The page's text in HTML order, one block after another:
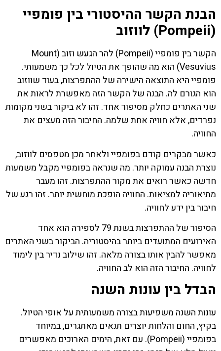
הבנת הקשר ההיסטורי בין פומפיי
(Pompeii) לווזוב
הקשר בין פומפיי (Pompeii) להר הגעש וזוב (Mount
Vesuvius) הוא מה שהופך את הטיול לכל כך משמעותי.
פומפיי היא התוצאה הישירה של ההתפרצות, בעוד שווזוב
הוא הגורם לה. הבנה של הקשר הזה מאפשרת לראות את
שני האתרים כחלק מסיפור אחד. זהו לא ביקור בשני מקומות
נפרדים, אלא חוויה אחת שלמה. החיבור הזה מעצים את
החוויה.
כאשר מבקרים קודם בפומפיי ולאחר מכן מטפסים לווזוב,
נוצרת הבנה עמוקה יותר. מה שנראה בפומפיי מקבל משמעות
חדשה כאשר רואים את מקור ההתפרצות. זהו מעבר
מתיאוריה למציאות. החוויה הופכת מוחשית יותר. זהו רגע של
חיבור בין ידע לחוויה.
הסיפור של ההתפרצות בשנת 79 לספירה הוא אחד
האירועים המתועדים ביותר בהיסטוריה. הביקור בשני האתרים
מאפשר להבין אותו בצורה מלאה. זהו שילוב נדיר בין לימוד
לחוויה. החיבור הזה הוא לב החוויה.
הבדל בין עונות השנה
עונות השנה משפיעות בצורה משמעותית על אופי הטיול.
בקיץ, החום והלחות יוצרים תנאים מאתגרים, במיוחד
בפומפיי (Pompeii). עם זאת, הימים הארוכים מאפשרים